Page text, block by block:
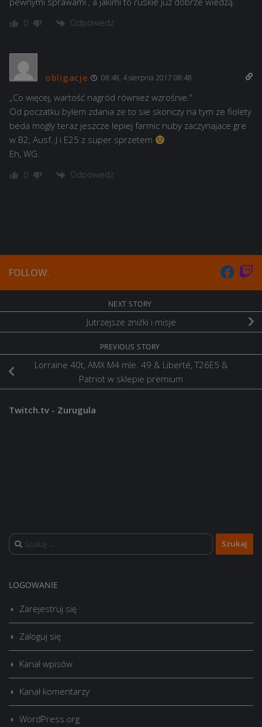
0 Odpowiedz
obligacje 08:48, 4 sierpnia 2017 08:48
„Co więcej, wartość nagród również wzrośnie.”
Od poczatku bylem zdania ze to sie skonczy na tym ze fiolety
beda mogly teraz jeszcze lepiej farmic nuby zaczynajace gre
w B2, Ausf. J i E25 z super sprzetem
Eh, WG.
0 Odpowiedz
FOLLOW:
NEXT STORY
Jutrzejsze zniżki i misje
PREVIOUS STORY
Lorraine 40t, AMX M4 mle. 49 & Liberté, T26E5 &
Patriot w sklepie premium
Twitch.tv - Zurugula
Szukaj:
LOGOWANIE
Zarejestruj się
Zaloguj się
Kanał wpisów
Kanał komentarzy
WordPress.org